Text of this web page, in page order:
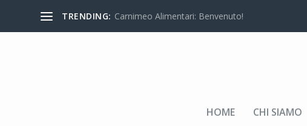
TRENDING: Carnimeo Alimentari: Benvenuto!
HOME CHI SIAMO